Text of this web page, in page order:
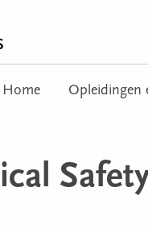
Home Opleidingen